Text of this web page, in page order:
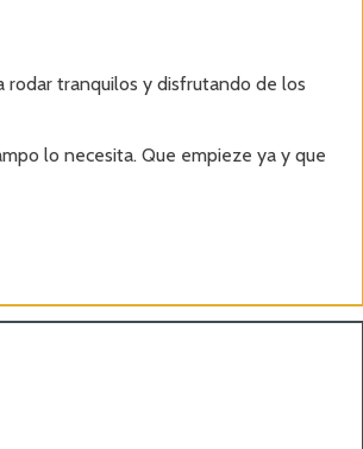
rodar tranquilos y disfrutando de los
lo necesita. Que empieze ya y que